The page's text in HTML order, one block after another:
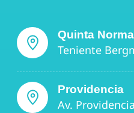
Quinta Normal
Teniente
Providencia
Av.